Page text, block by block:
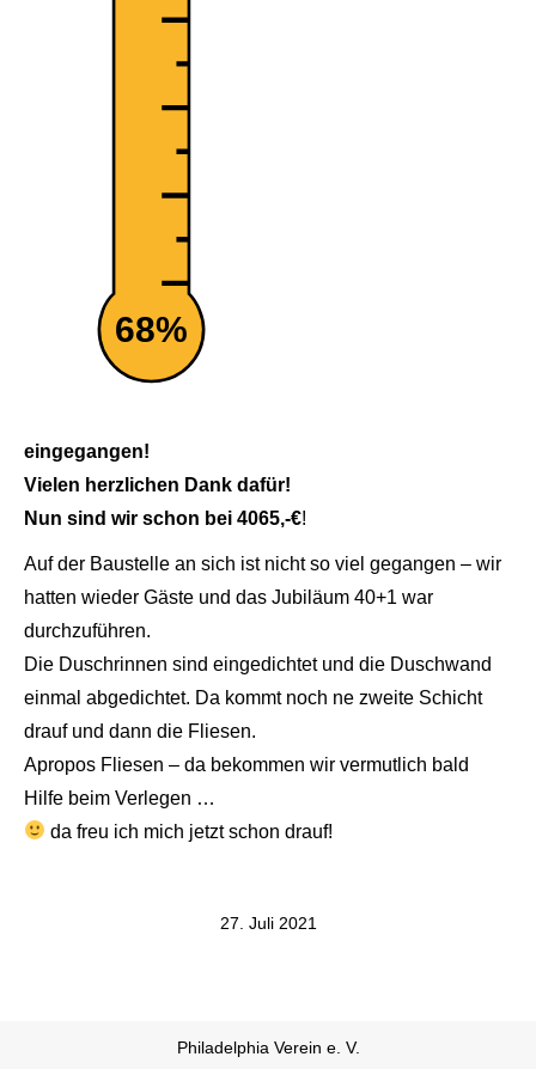
68%
eingegangen!
Vielen herzlichen Dank dafür!
Nun sind wir schon bei 4065,-€!
Auf der Baustelle an sich ist nicht so viel gegangen – wir
hatten wieder Gäste und das Jubiläum 40+1 war
durchzuführen.
Die Duschrinnen sind eingedichtet und die Duschwand
einmal abgedichtet. Da kommt noch ne zweite Schicht
drauf und dann die Fliesen.
Apropos Fliesen – da bekommen wir vermutlich bald
Hilfe beim Verlegen …
da freu ich mich jetzt schon drauf!
27. Juli 2021
Philadelphia Verein e. V.